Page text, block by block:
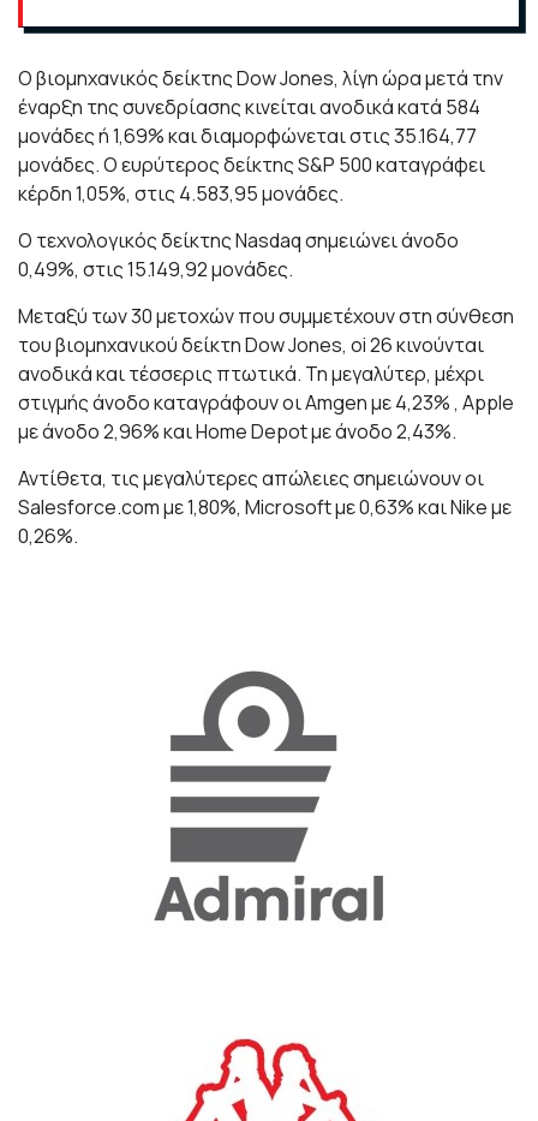
Ο βιομηχανικός δείκτης Dow Jones, λίγη ώρα μετά την
έναρξη της συνεδρίασης κινείται ανοδικά κατά 584
μονάδες ή 1,69% και διαμορφώνεται στις 35.164,77
μονάδες. Ο ευρύτερος δείκτης S&P 500 καταγράφει
κέρδη 1,05%, στις 4.583,95 μονάδες.
Ο τεχνολογικός δείκτης Nasdaq σημειώνει άνοδο
0,49%, στις 15.149,92 μονάδες.
Μεταξύ των 30 μετοχών που συμμετέχουν στη σύνθεση
του βιομηχανικού δείκτη Dow Jones, oi 26 κινούνται
ανοδικά και τέσσερις πτωτικά. Τη μεγαλύτερ, μέχρι
στιγμής άνοδο καταγράφουν οι Amgen με 4,23% , Apple
με άνοδο 2,96% και Home Depot με άνοδο 2,43%.
Αντίθετα, τις μεγαλύτερες απώλειες σημειώνουν οι
Salesforce.com με 1,80%, Microsoft με 0,63% και Nike με
0,26%.